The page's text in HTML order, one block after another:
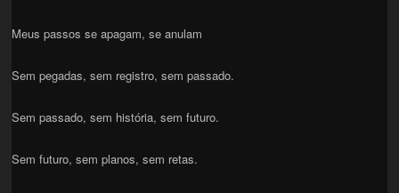
Meus passos se apagam, se anulam
Sem pegadas, sem registro, sem passado.
Sem passado, sem história, sem futuro.
Sem futuro, sem planos, sem retas.